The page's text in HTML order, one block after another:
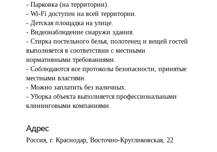
- Парковка (на территории).
- Wi-Fi доступен на всей территории.
- Детская площадка на улице.
- Видеонаблюдение снаружи здания.
- Стирка постельного белья, полотенец и вещей гостей
выполняется в соответствии с местными
нормативными требованиями.
- Соблюдаются все протоколы безопасности, принятые
местными властями.
- Можно заплатить без наличных.
- Уборка объекта выполняется профессиональными
клининговыми компаниями.
Адрес
Россия, г. Краснодар, Восточно-Кругликовская, 22